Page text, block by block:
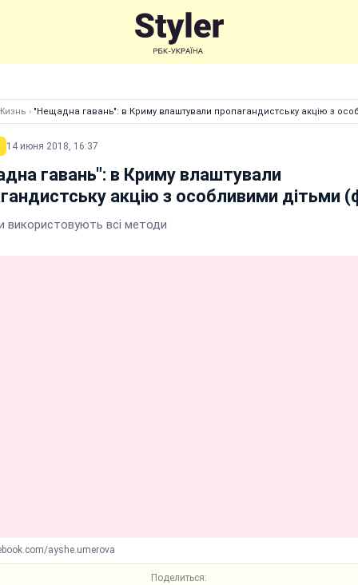
› "Нещадна гавань": в Криму влаштували пропагандистську акцію з
14 июня 2018, 16:37
гавань": в Криму влаштували
акцію з особливими дітьми
використовують всі методи
ayshe.umerova
Поделиться: